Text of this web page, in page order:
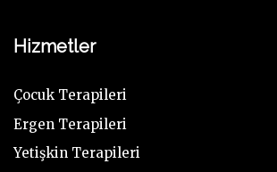
Hizmetler
Çocuk Terapileri
Ergen Terapileri
Yetişkin Terapileri